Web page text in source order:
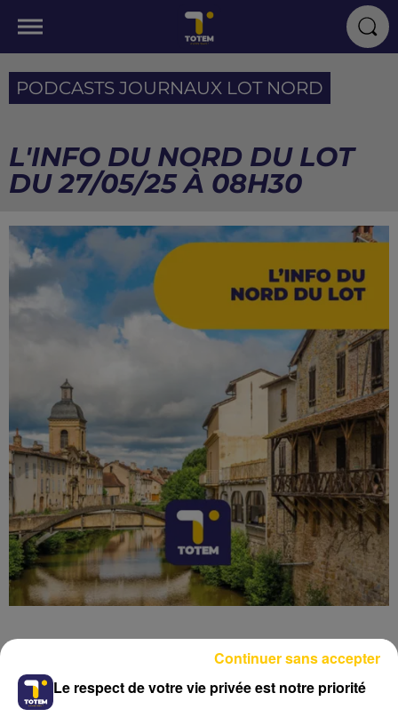
PODCASTS JOURNAUX LOT NORD
L'INFO DU NORD DU LOT
DU 27/05/25 À 08H30
Le respect de votre vie privée est notre priorité
Continuer sans accepter